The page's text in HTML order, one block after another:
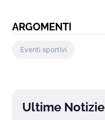
ARGOMENTI
Eventi sportivi
Ultime Notizie